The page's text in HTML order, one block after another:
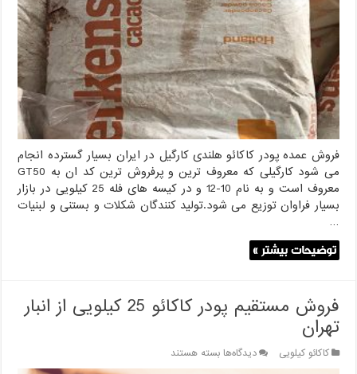
کاکائو
هلندی
کد
GT50
فروش عمده پودر کاکائو هلندی کارگیل در ایران بسیار گسترده انجام
می شود کارگیلی که معروف ترین و پرفروش ترین کد ان به GT50
معروف است و به نام 10-12 و در کیسه های فله 25 کیلویی در بازار
بسیار فراوان توزیع می شود.تولید کنندگان شکلات و بستنی و لبنیات
…
توضیحات بیشتر »
فروش مستقیم پودر کاکائو 25 کیلویی از انبار
تهران
کاکائو کیلویی دیدگاه‌هابرای
فروش
بسته هستند